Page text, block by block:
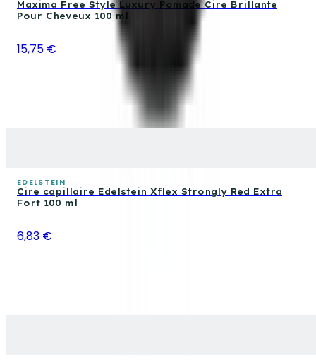
Maxima Free Style Luxury Pomade Cire Brillante
Pour Cheveux 100 ml
15,75 €
EDELSTEIN
Cire capillaire Edelstein Xflex Strongly Red Extra
Fort 100 ml
6,83 €